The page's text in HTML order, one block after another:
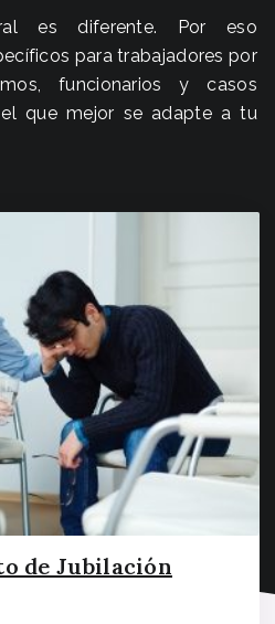
es diferente. Por eso
para trabajadores por
funcionarios y casos
el que mejor se adapte a tu
de Jubilación